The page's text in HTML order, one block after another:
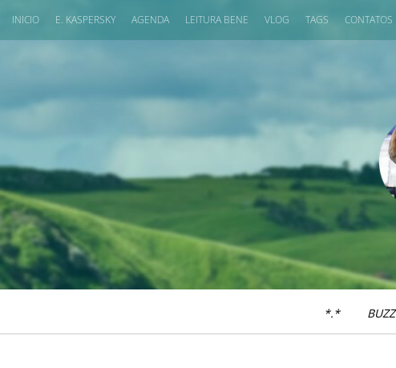
INICIO E. KASPERSKY AGENDA LEITURA BENE VLOG TAGS CONTATOS
*.* BUZZ